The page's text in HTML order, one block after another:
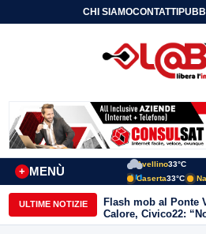
CHI SIAMOCONTATTI
MENÙ
+
Avellino33°C
Caserta33°C
ULTIME NOTIZIE
Flash mob al Ponte
Calore, Civico22:
quartiere, riguarda